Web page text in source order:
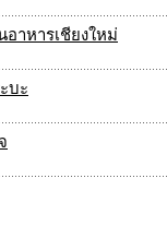
าหารเชียงใหม่
บะ